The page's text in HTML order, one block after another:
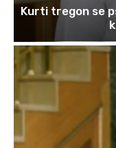
Kurti tregon se